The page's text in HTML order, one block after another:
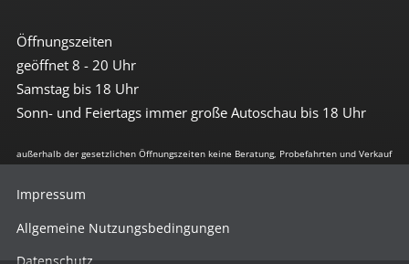
Öffnungszeiten
geöffnet 8 - 20 Uhr
Samstag bis 18 Uhr
Sonn- und Feiertags immer große Autoschau bis 18 Uhr
außerhalb der gesetzlichen Öffnungszeiten keine Beratung, Probefahrten und Verkauf
Impressum
Allgemeine Nutzungsbedingungen